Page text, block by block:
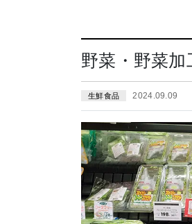
野菜・野菜
生鮮食品 2024.09.09